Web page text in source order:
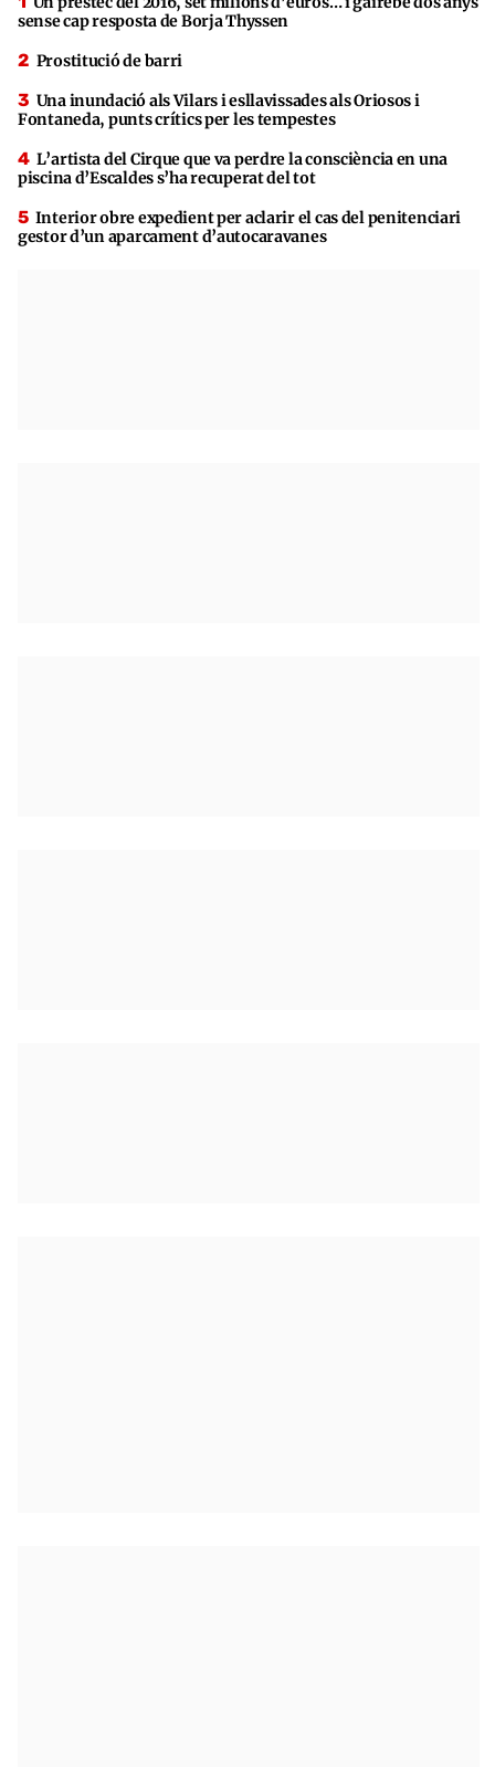
sense cap resposta de Borja Thyssen
Prostitució de barri
Una inundació als Vilars i esllavissades als Oriosos i
Fontaneda, punts crítics per les tempestes
L’artista del Cirque que va perdre la consciència en una
piscina d’Escaldes s’ha recuperat del tot
Interior obre expedient per aclarir el cas del penitenciari
gestor d’un aparcament d’autocaravanes